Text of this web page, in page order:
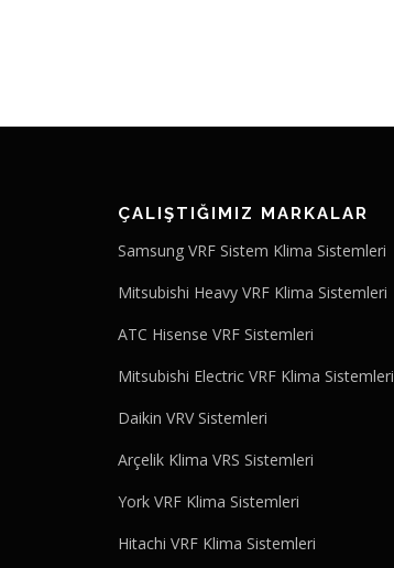
ÇALIŞTIĞIMIZ MARKALAR
Samsung VRF Sistem Klima Sistemleri
Mitsubishi Heavy VRF Klima Sistemleri
ATC Hisense VRF Sistemleri
Mitsubishi Electric VRF Klima Sistemleri
Daikin VRV Sistemleri
Arçelik Klima VRS Sistemleri
York VRF Klima Sistemleri
Hitachi VRF Klima Sistemleri